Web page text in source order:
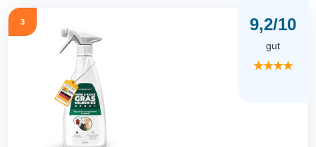
3 9,2/10
gut
★★★★